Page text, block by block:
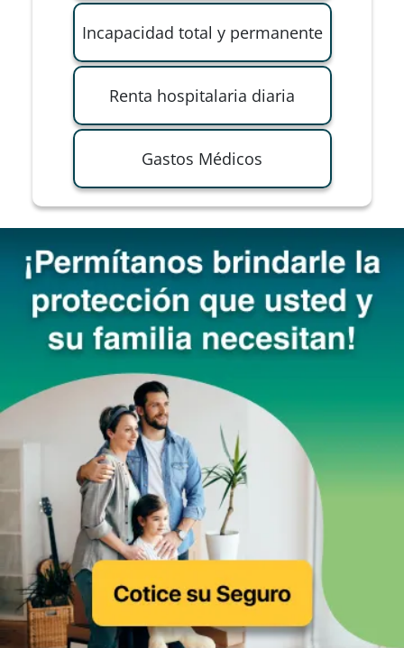
Incapacidad total y permanente
Renta hospitalaria diaria
Gastos Médicos